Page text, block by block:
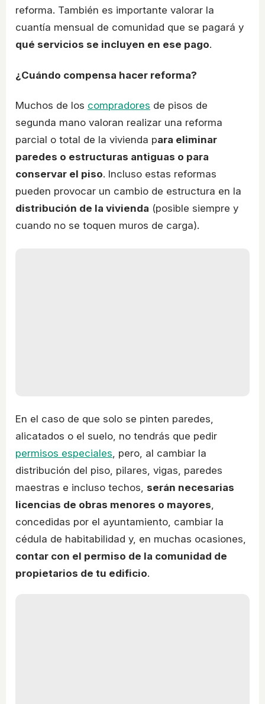
reforma. También es importante valorar la
cuantía mensual de comunidad que se pagará y
qué servicios se incluyen en ese pago.
¿Cuándo compensa hacer reforma?
Muchos de los compradores de pisos de
segunda mano valoran realizar una reforma
parcial o total de la vivienda para eliminar
paredes o estructuras antiguas o para
conservar el piso. Incluso estas reformas
pueden provocar un cambio de estructura en la
distribución de la vivienda (posible siempre y
cuando no se toquen muros de carga).
En el caso de que solo se pinten paredes,
alicatados o el suelo, no tendrás que pedir
permisos especiales, pero, al cambiar la
distribución del piso, pilares, vigas, paredes
maestras e incluso techos, serán necesarias
licencias de obras menores o mayores,
concedidas por el ayuntamiento, cambiar la
cédula de habitabilidad y, en muchas ocasiones,
contar con el permiso de la comunidad de
propietarios de tu edificio.